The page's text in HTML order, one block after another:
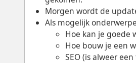
Morgen wordt de
Als mogelijk
Hoe kan je goede
Hoe bouw je een
SEO (is alweer